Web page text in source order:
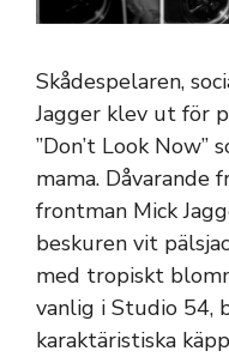
Skådespelaren,
Jagger klev ut för
”Don’t Look Now”
mama.
frontman Mick
beskuren vit
med tropiskt
vanlig i Studio 54,
karaktäristiska